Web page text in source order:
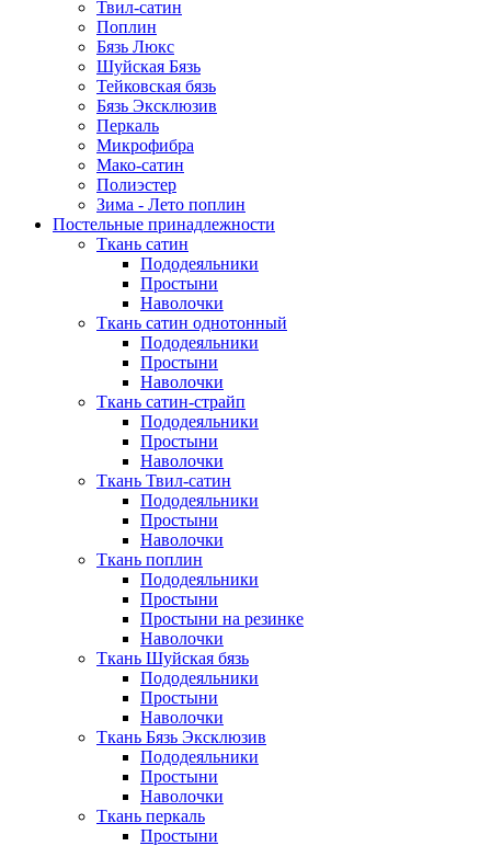
Твил-сатин
Поплин
Бязь Люкс
Шуйская Бязь
Тейковская бязь
Бязь Эксклюзив
Перкаль
Микрофибра
Мако-сатин
Полиэстер
Зима - Лето поплин
Постельные принадлежности
Ткань сатин
Пододеяльники
Простыни
Наволочки
Ткань сатин однотонный
Пододеяльники
Простыни
Наволочки
Ткань сатин-страйп
Пододеяльники
Простыни
Наволочки
Ткань Твил-сатин
Пододеяльники
Простыни
Наволочки
Ткань поплин
Пододеяльники
Простыни
Простыни на резинке
Наволочки
Ткань Шуйская бязь
Пододеяльники
Простыни
Наволочки
Ткань Бязь Эксклюзив
Пододеяльники
Простыни
Наволочки
Ткань перкаль
Простыни